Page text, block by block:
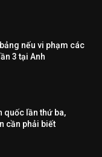
nếu vi phạm các
3 tại Anh
quốc lần thứ ba,
cần phải biết